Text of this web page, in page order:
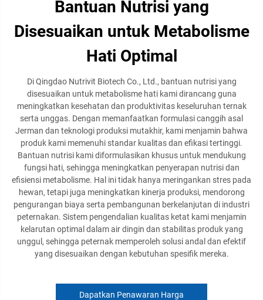
Bantuan Nutrisi yang
Disesuaikan untuk Metabolisme
Hati Optimal
Di Qingdao Nutrivit Biotech Co., Ltd., bantuan nutrisi yang
disesuaikan untuk metabolisme hati kami dirancang guna
meningkatkan kesehatan dan produktivitas keseluruhan ternak
serta unggas. Dengan memanfaatkan formulasi canggih asal
Jerman dan teknologi produksi mutakhir, kami menjamin bahwa
produk kami memenuhi standar kualitas dan efikasi tertinggi.
Bantuan nutrisi kami diformulasikan khusus untuk mendukung
fungsi hati, sehingga meningkatkan penyerapan nutrisi dan
efisiensi metabolisme. Hal ini tidak hanya meringankan stres pada
hewan, tetapi juga meningkatkan kinerja produksi, mendorong
pengurangan biaya serta pembangunan berkelanjutan di industri
peternakan. Sistem pengendalian kualitas ketat kami menjamin
kelarutan optimal dalam air dingin dan stabilitas produk yang
unggul, sehingga peternak memperoleh solusi andal dan efektif
yang disesuaikan dengan kebutuhan spesifik mereka.
Dapatkan Penawaran Harga